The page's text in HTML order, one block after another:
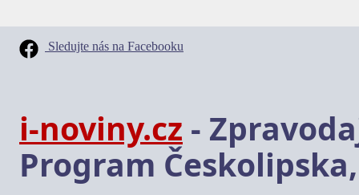
Sledujte nás na Facebooku
i-noviny.cz -
Program